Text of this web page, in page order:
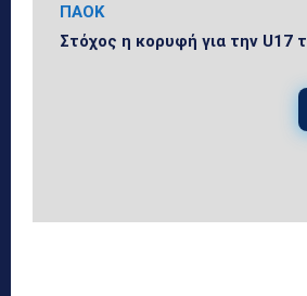
ΠΑΟΚ
Στόχος η κορυφή για την U17